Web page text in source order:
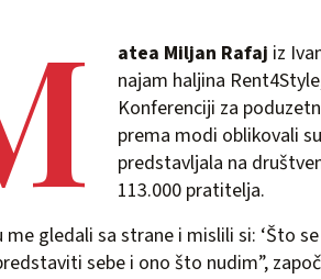
atea Miljan Rafaj iz
najam haljina
Konferenciji za
prema modi oblikovali
predstavljala na
113.000 pratitelja.
me gledali sa strane i mislili si: ‘Što
sebe i ono što nudim”,